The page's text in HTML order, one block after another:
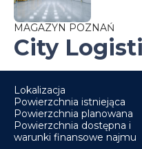
MAGAZYN POZNAŃ
City
Lokalizacja
Powierzchnia istniejąca
Powierzchnia planowana
Powierzchnia dostępna i
warunki finansowe najmu